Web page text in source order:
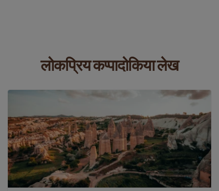
लोकप्रिय कप्पादोकिया लेख